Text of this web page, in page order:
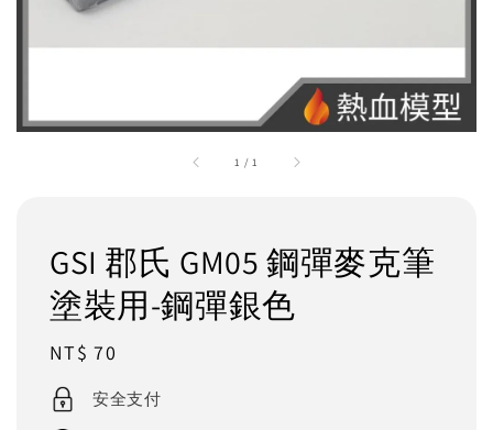
1 / 1
GSI 郡氏 GM05 鋼彈麥克筆
塗裝用-鋼彈銀色
Regular
price
NT$ 70
安全支付